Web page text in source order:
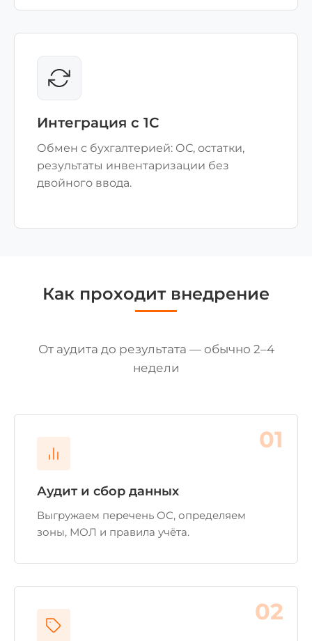
Интеграция с 1С
Обмен с бухгалтерией: ОС, остатки,
результаты инвентаризации без
двойного ввода.
Как проходит внедрение
От аудита до результата — обычно 2–4
недели
01
Аудит и сбор данных
Выгружаем перечень ОС, определяем
зоны, МОЛ и правила учёта.
02